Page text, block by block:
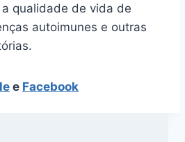
qualidade de vida de
autoimunes e outras
e Facebook